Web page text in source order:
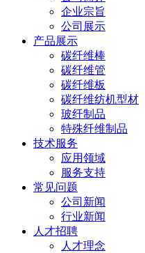
企业宗旨
公司展示
产品展示
碳纤维棒
碳纤维管
碳纤维板
碳纤维纺机型材
玻纤制品
特殊纤维制品
技术服务
应用领域
服务支持
常见问题
公司新闻
行业新闻
人才招聘
人才理念